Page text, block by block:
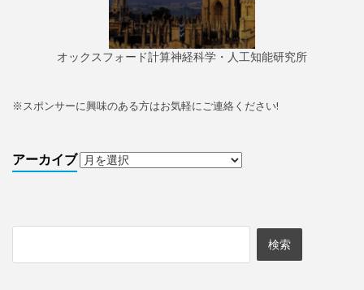
オックスフォード計算神経科学・人工知能研究所
※ スポンサーに興味のある方はお気軽にご連絡ください!
アーカイブ